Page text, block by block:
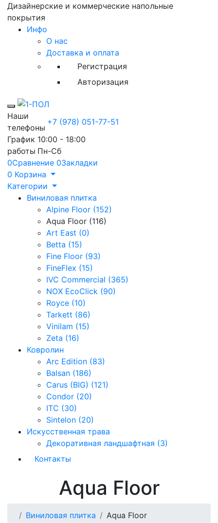
Дизайнерские и коммерческие напольные
покрытия
Инфо
О нас
Доставка и оплата
Регистрация
Авторизация
Toggle mobile menu
Наши
телефоны
+7 (978) 051-77-51
График
работы
10:00 - 18:00
Пн-Сб
0Сравнение 0Закладки
0 Корзина
Категории
Виниловая плитка
Alpine Floor (152)
Aqua Floor (116)
Art East (0)
Betta (15)
Fine Floor (93)
FineFlex (15)
IVC Commercial (365)
NOX EcoClick (90)
Royce (10)
Tarkett (86)
Vinilam (15)
Zeta (16)
Ковролин
Arc Edition (83)
Balsan (186)
Carus (BIG) (121)
Condor (20)
ITC (30)
Sintelon (20)
Искусственная трава
Декоративная ландшафтная (3)
Контакты
Aqua Floor
Виниловая плитка Aqua Floor